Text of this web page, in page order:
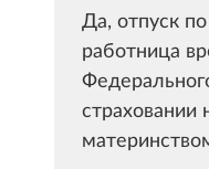
Да, отпуск
работница
страховании